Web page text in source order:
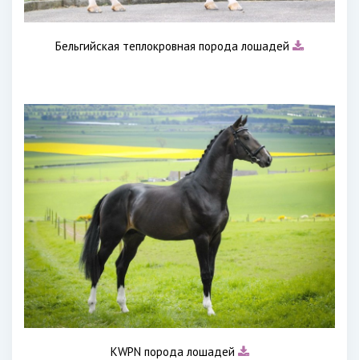
Бельгийская теплокровная порода лошадей
KWPN порода лошадей